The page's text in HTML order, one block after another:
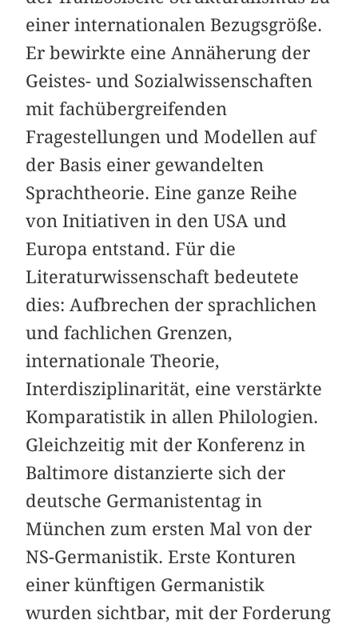
einer internationalen Bezugsgröße.
Er bewirkte eine Annäherung der
Geistes- und Sozialwissenschaften
mit fachübergreifenden
Fragestellungen und Modellen auf
der Basis einer gewandelten
Sprachtheorie. Eine ganze Reihe
von Initiativen in den USA und
Europa entstand. Für die
Literaturwissenschaft bedeutete
dies: Aufbrechen der sprachlichen
und fachlichen Grenzen,
internationale Theorie,
Interdisziplinarität, eine verstärkte
Komparatistik in allen Philologien.
Gleichzeitig mit der Konferenz in
Baltimore distanzierte sich der
deutsche Germanistentag in
München zum ersten Mal von der
NS-Germanistik. Erste Konturen
einer künftigen Germanistik
wurden sichtbar, mit der Forderung